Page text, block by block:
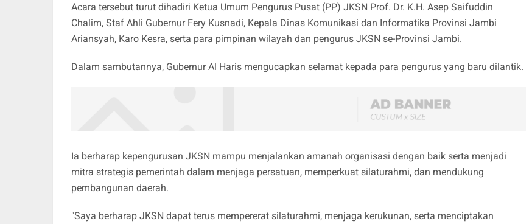
Acara tersebut turut dihadiri Ketua Umum Pengurus Pusat (PP) JKSN Prof. Dr. K.H. Asep Saifuddin
Chalim, Staf Ahli Gubernur Fery Kusnadi, Kepala Dinas Komunikasi dan Informatika Provinsi Jambi
Ariansyah, Karo Kesra, serta para pimpinan wilayah dan pengurus JKSN se-Provinsi Jambi.
Dalam sambutannya, Gubernur Al Haris mengucapkan selamat kepada para pengurus yang baru dilantik.
Ia berharap kepengurusan JKSN mampu menjalankan amanah organisasi dengan baik serta menjadi
mitra strategis pemerintah dalam menjaga persatuan, memperkuat silaturahmi, dan mendukung
pembangunan daerah.
"Saya berharap JKSN dapat terus mempererat silaturahmi, menjaga kerukunan, serta menciptakan